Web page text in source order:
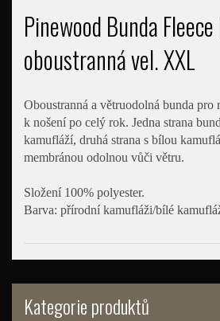
Kategorie produktů
Pinewood Bunda
oboustranná vel. XXL
Oboustranná a větruodolná bunda pro
k nošení po celý rok. Jedna strana
kamufláží, druhá strana s bílou
membránou odolnou vůči větru.
Složení 100% polyester.
Barva: přírodní kamufláži/bílé